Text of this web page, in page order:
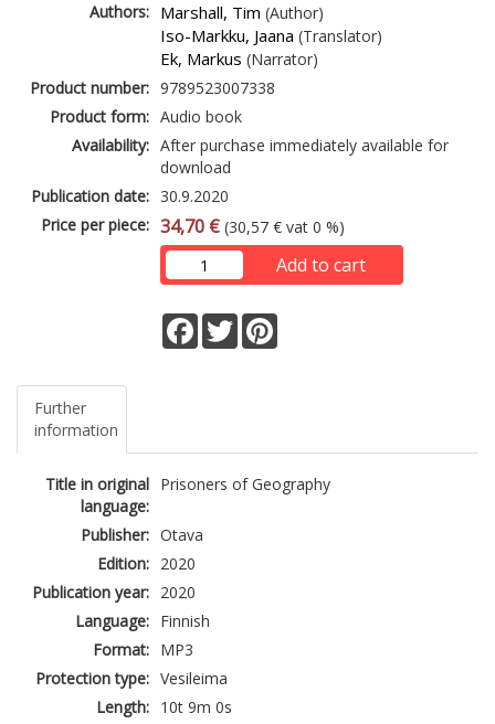
Authors: Marshall, Tim (Author)
Iso-Markku, Jaana (Translator)
Ek, Markus (Narrator)
Product number: 9789523007338
Product form: Audio book
Availability: After purchase immediately available for
download
Publication date: 30.9.2020
Price per piece: 34,70 € (30,57 € vat 0 %)
Add to cart
Facebook
Twitter
Further
information
Title in original
language:
Prisoners of Geography
Publisher: Otava
Edition: 2020
Publication year: 2020
Language: Finnish
Format: MP3
Protection type: Vesileima
Length: 10t 9m 0s